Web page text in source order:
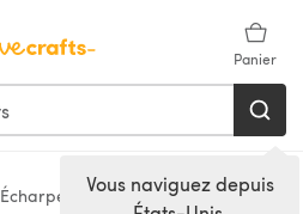
Panier
Vous naviguez depuis
Écharpes & Châles